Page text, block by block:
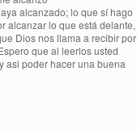
alcanzado; lo que sí hago
alcanzar lo que está delante,
Dios nos llama a recibir por
que al leerlos usted
asi poder hacer una buena